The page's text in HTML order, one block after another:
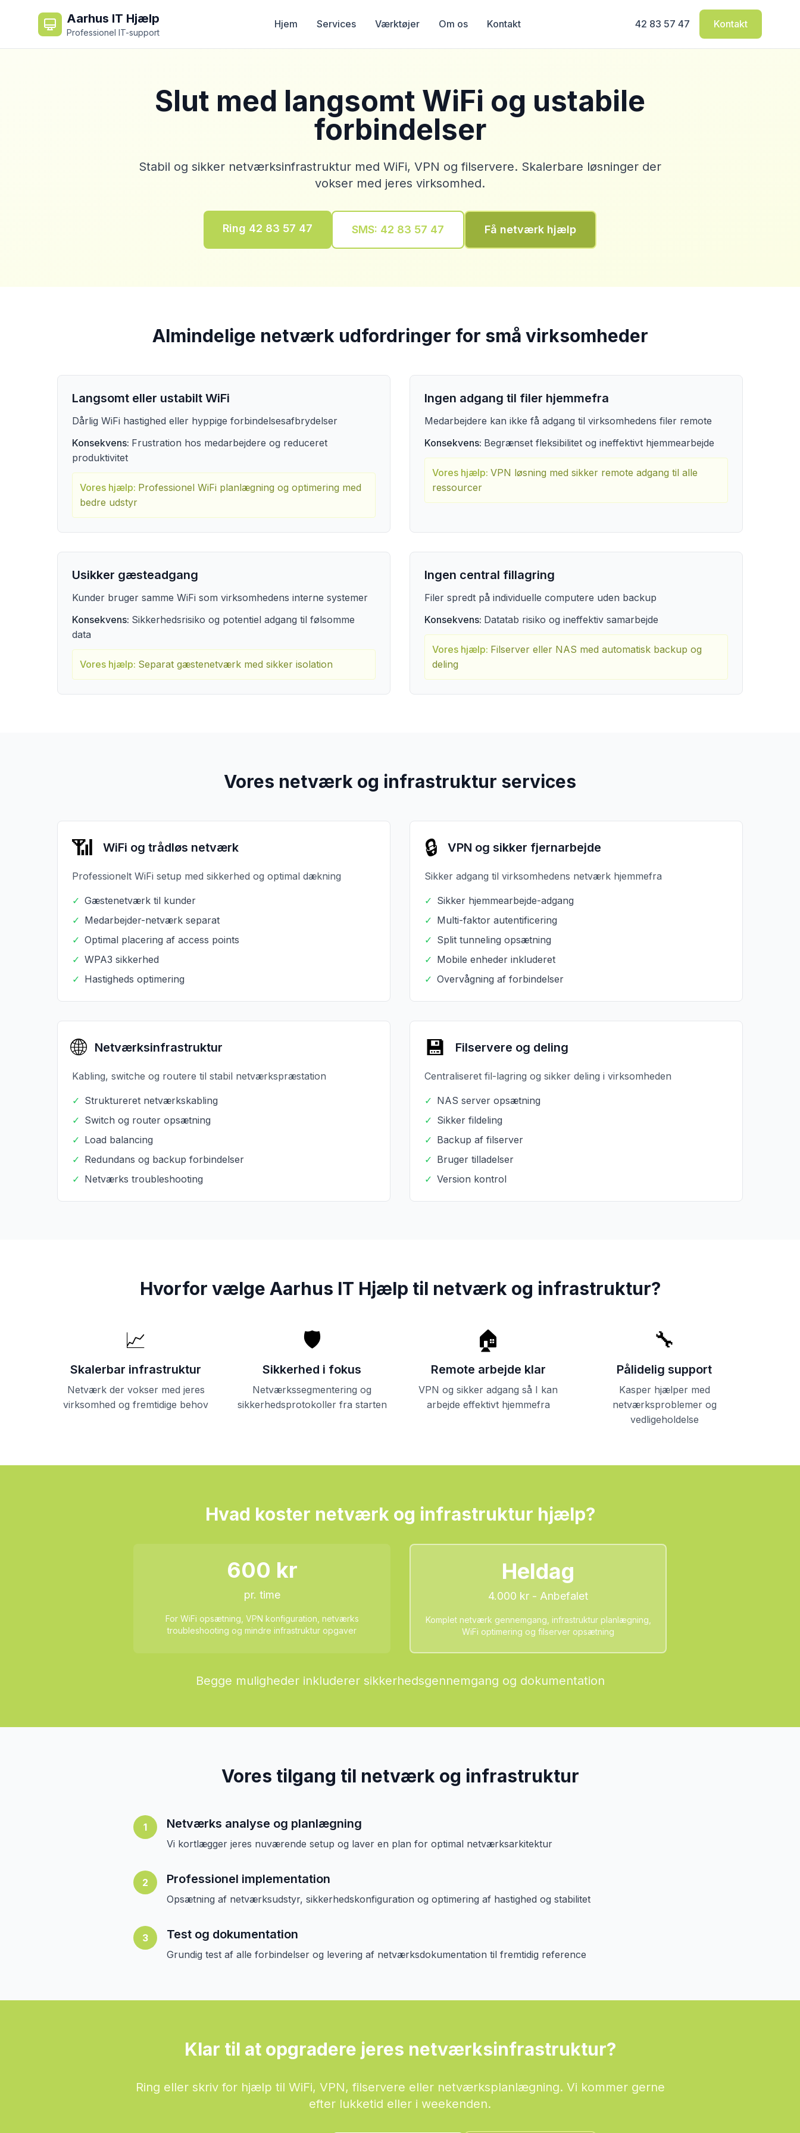
Aarhus IT Hjælp
Professionel IT-support
Hjem Services Værktøjer Om os Kontakt 42 83 57 47 Kontakt
Slut med langsomt WiFi og ustabile
forbindelser
Stabil og sikker netværksinfrastruktur med WiFi, VPN og filservere. Skalerbare løsninger der
vokser med jeres virksomhed.
Ring 42 83 57 47 SMS: 42 83 57 47 Få netværk hjælp
Almindelige netværk udfordringer for små virksomheder
Langsomt eller ustabilt WiFi
Dårlig WiFi hastighed eller hyppige forbindelsesafbrydelser
Konsekvens: Frustration hos medarbejdere og reduceret
produktivitet
Vores hjælp: Professionel WiFi planlægning og optimering med
bedre udstyr
Ingen adgang til filer hjemmefra
Medarbejdere kan ikke få adgang til virksomhedens filer remote
Konsekvens: Begrænset fleksibilitet og ineffektivt hjemmearbejde
Vores hjælp: VPN løsning med sikker remote adgang til alle
ressourcer
Usikker gæsteadgang
Kunder bruger samme WiFi som virksomhedens interne systemer
Konsekvens: Sikkerhedsrisiko og potentiel adgang til følsomme
data
Vores hjælp: Separat gæstenetværk med sikker isolation
Ingen central fillagring
Filer spredt på individuelle computere uden backup
Konsekvens: Datatab risiko og ineffektiv samarbejde
Vores hjælp: Filserver eller NAS med automatisk backup og
deling
Vores netværk og infrastruktur services
📶 WiFi og trådløs netværk
Professionelt WiFi setup med sikkerhed og optimal dækning
✓ Gæstenetværk til kunder
✓ Medarbejder-netværk separat
✓ Optimal placering af access points
✓ WPA3 sikkerhed
✓ Hastigheds optimering
🔒 VPN og sikker fjernarbejde
Sikker adgang til virksomhedens netværk hjemmefra
✓ Sikker hjemmearbejde-adgang
✓ Multi-faktor autentificering
✓ Split tunneling opsætning
✓ Mobile enheder inkluderet
✓ Overvågning af forbindelser
🌐 Netværksinfrastruktur
Kabling, switche og routere til stabil netværkspræstation
✓ Struktureret netværkskabling
✓ Switch og router opsætning
✓ Load balancing
✓ Redundans og backup forbindelser
✓ Netværks troubleshooting
💾 Filservere og deling
Centraliseret fil-lagring og sikker deling i virksomheden
✓ NAS server opsætning
✓ Sikker fildeling
✓ Backup af filserver
✓ Bruger tilladelser
✓ Version kontrol
Hvorfor vælge Aarhus IT Hjælp til netværk og infrastruktur?
📈
Skalerbar infrastruktur
Netværk der vokser med jeres
virksomhed og fremtidige behov
🛡️
Sikkerhed i fokus
Netværkssegmentering og
sikkerhedsprotokoller fra starten
🏠
Remote arbejde klar
VPN og sikker adgang så I kan
arbejde effektivt hjemmefra
🔧
Pålidelig support
Kasper hjælper med
netværksproblemer og
vedligeholdelse
Hvad koster netværk og infrastruktur hjælp?
600 kr
pr. time
For WiFi opsætning, VPN konfiguration, netværks
troubleshooting og mindre infrastruktur opgaver
Heldag
4.000 kr - Anbefalet
Komplet netværk gennemgang, infrastruktur planlægning,
WiFi optimering og filserver opsætning
Begge muligheder inkluderer sikkerhedsgennemgang og dokumentation
Vores tilgang til netværk og infrastruktur
1 Netværks analyse og planlægning
Vi kortlægger jeres nuværende setup og laver en plan for optimal netværksarkitektur
2 Professionel implementation
Opsætning af netværksudstyr, sikkerhedskonfiguration og optimering af hastighed og stabilitet
3 Test og dokumentation
Grundig test af alle forbindelser og levering af netværksdokumentation til fremtidig reference
Klar til at opgradere jeres netværksinfrastruktur?
Ring eller skriv for hjælp til WiFi, VPN, filservere eller netværksplanlægning. Vi kommer gerne
efter lukketid eller i weekenden.